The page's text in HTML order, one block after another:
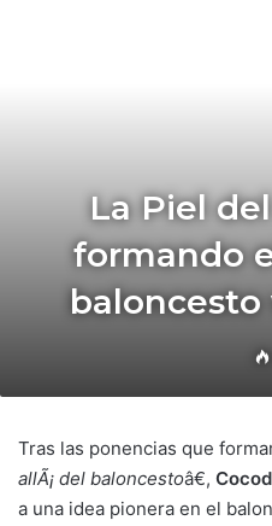
La Piel
formando
baloncesto
Tras las ponencias que
allÃ¡ del baloncestoâ€,
a una idea pionera en el